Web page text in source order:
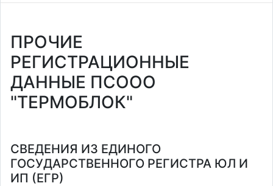
ПРОЧИЕ
РЕГИСТРАЦИОННЫЕ
ДАННЫЕ ПСООО
"ТЕРМОБЛОК"
СВЕДЕНИЯ ИЗ ЕДИНОГО
ГОСУДАРСТВЕННОГО РЕГИСТРА ЮЛ И
ИП (ЕГР)